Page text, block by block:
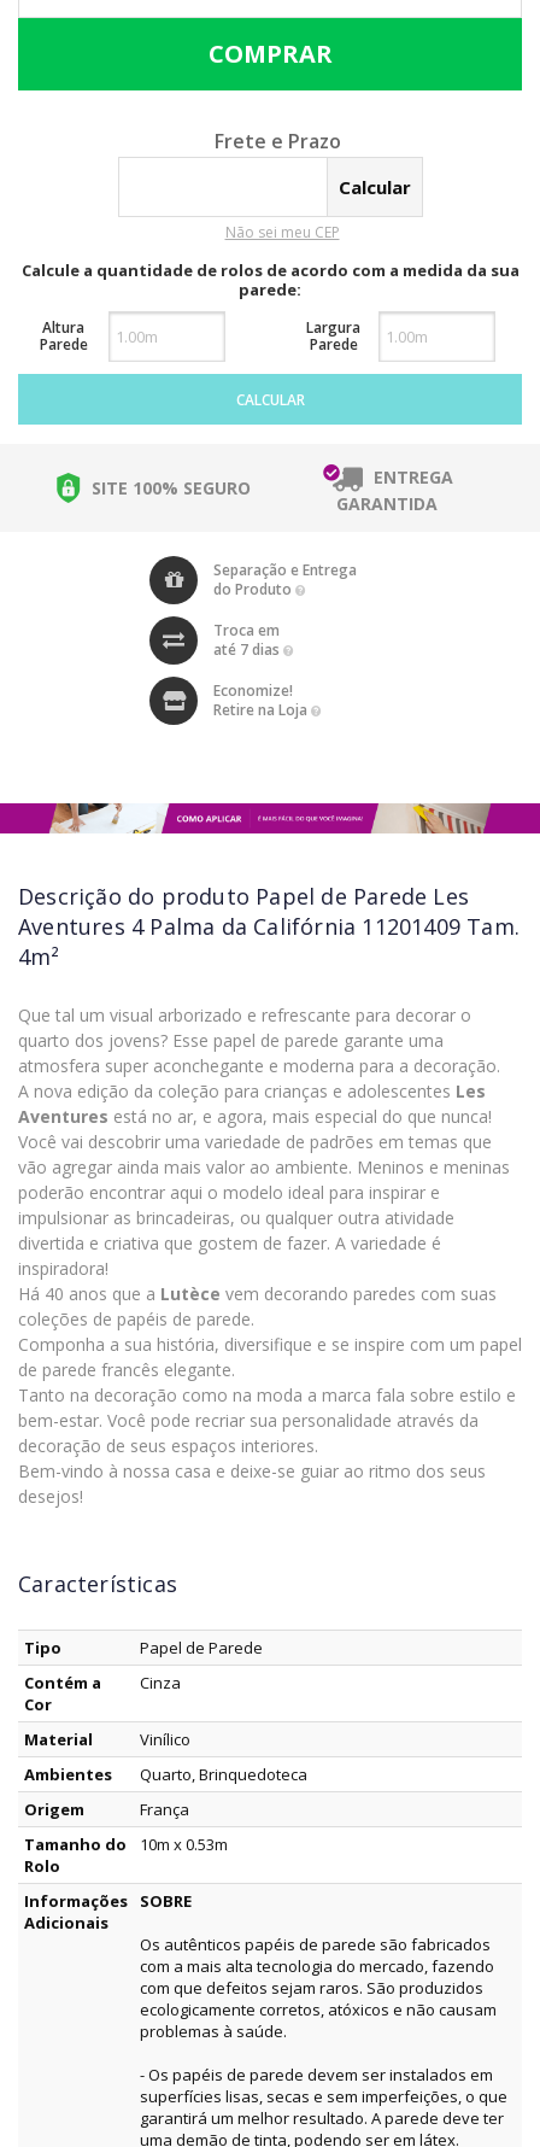
Calcular o Frete
Não sei meu CEP
Calcule a quantidade de rolos de acordo com a medida da sua
parede:
Altura
Parede
Largura
Parede
CALCULAR
SITE 100% SEGURO
ENTREGA
GARANTIDA
Separação e Entrega
do Produto
Troca em
até 7 dias
Economize!
Retire na Loja
Descrição do produto Papel de Parede Les
Aventures 4 Palma da Califórnia 11201409 Tam.
4m²
Que tal um visual arborizado e refrescante para decorar o
quarto dos jovens? Esse papel de parede garante uma
atmosfera super aconchegante e moderna para a decoração.
A nova edição da coleção para crianças e adolescentes Les
Aventures está no ar, e agora, mais especial do que nunca!
Você vai descobrir uma variedade de padrões em temas que
vão agregar ainda mais valor ao ambiente. Meninos e meninas
poderão encontrar aqui o modelo ideal para inspirar e
impulsionar as brincadeiras, ou qualquer outra atividade
divertida e criativa que gostem de fazer. A variedade é
inspiradora!
Há 40 anos que a Lutèce vem decorando paredes com suas
coleções de papéis de parede.
Componha a sua história, diversifique e se inspire com um papel
de parede francês elegante.
Tanto na decoração como na moda a marca fala sobre estilo e
bem-estar. Você pode recriar sua personalidade através da
decoração de seus espaços interiores.
Bem-vindo à nossa casa e deixe-se guiar ao ritmo dos seus
desejos!
Características
Tipo
Papel de Parede
Contém a
Cor
Cinza
Material
Vinílico
Ambientes
Quarto, Brinquedoteca
Origem
França
Tamanho do
Rolo
10m x 0.53m
Informações
Adicionais
SOBRE
Os autênticos papéis de parede são fabricados
com a mais alta tecnologia do mercado, fazendo
com que defeitos sejam raros. São produzidos
ecologicamente corretos, atóxicos e não causam
problemas à saúde.
- Os papéis de parede devem ser instalados em
superfícies lisas, secas e sem imperfeições, o que
garantirá um melhor resultado. A parede deve ter
uma demão de tinta, podendo ser em látex.